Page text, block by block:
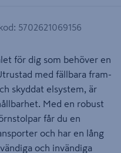
: 5702621069156
för dig som behöver en
med fällbara fram-
skyddat elsystem, är
Med en robust
får du en
och har en lång
och invändiga